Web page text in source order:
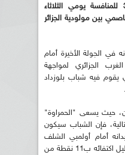
بعد بمناسبة إجراء الجولة ال31 للمنافسة يومي الثلاثاء
بين مولودية الجزائر
في الجولة الأخيرة أمام
الجزائري لمواجهة
فيه شباب بلوزداد
حيث يسعى "الحمراوة"
فإن الشباب سيكون
أمام أولمبي الشلف
الذي يعاني كثيرا خارج مواقعه بدليل اكتفائه ب11 نقطة من